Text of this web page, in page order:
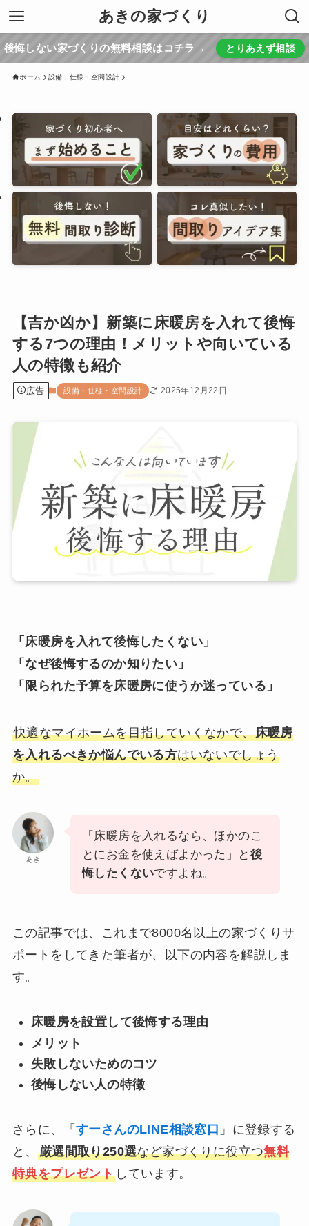
あきの家づくり
後悔しない家づくりの無料相談はコチラ→ とりあえず相談
ホーム 設備・仕様・空間設計
【吉か凶か】新築に床暖房を入れて後悔
する7つの理由！メリットや向いている
人の特徴も紹介
広告 設備・仕様・空間設計 2025年12月22日
「床暖房を入れて後悔したくない」
「なぜ後悔するのか知りたい」
「限られた予算を床暖房に使うか迷っている」
快適なマイホームを目指していくなかで、床暖房
を入れるべきか悩んでいる方はいないでしょう
か。
あき
「床暖房を入れるなら、ほかのこ
とにお金を使えばよかった」と 後
悔したくないですよね。
この記事では、これまで8000名以上の家づくりサ
ポートをしてきた筆者が、以下の内容を解説しま
す。
床暖房を設置して後悔する理由
メリット
失敗しないためのコツ
後悔しない人の特徴
さらに、「 すーさんのLINE相談窓口 」に登録する
と、 厳選間取り250選など家づくりに役立つ無料
特典をプレゼント しています。